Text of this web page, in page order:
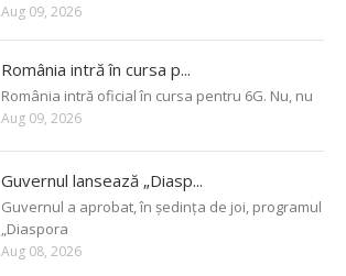
Aug 09, 2026
România intră în cursa p...
România intră oficial în cursa pentru 6G. Nu, nu
Aug 09, 2026
Guvernul lansează „Diasp...
Guvernul a aprobat, în ședința de joi, programul
„Diaspora
Aug 08, 2026